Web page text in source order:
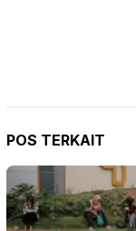
POS TERKAIT